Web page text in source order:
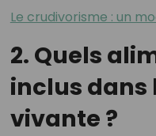
Le crudivorisme : un
2. Quels
inclus dans
vivante ?